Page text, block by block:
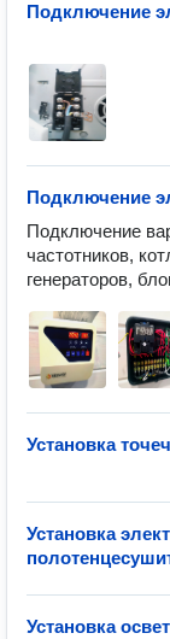
Подключение
Подключение
Подключение
частотников,
генераторов,
Установка
Установка
Установка